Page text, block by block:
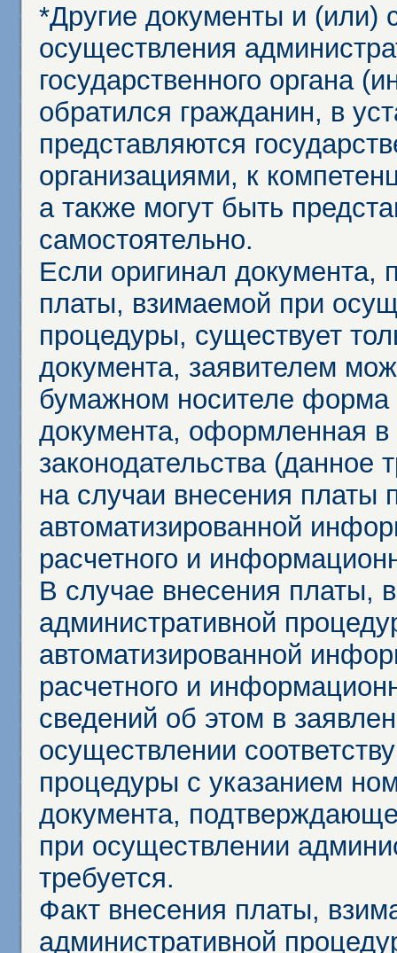
*Другие документы и (или)
осуществления
государственного органа
обратился гражданин, в
представляются
организациями, к
а также могут быть
самостоятельно.
Если оригинал документа,
платы, взимаемой при
процедуры, существует
документа, заявителем
бумажном носителе форма
документа, оформленная в
законодательства (данное
на случаи внесения платы
автоматизированной
расчетного и
В случае внесения платы,
административной
автоматизированной
расчетного и
сведений об этом в
осуществлении
процедуры с указанием
документа,
при осуществлении
требуется.
Факт внесения платы,
административной